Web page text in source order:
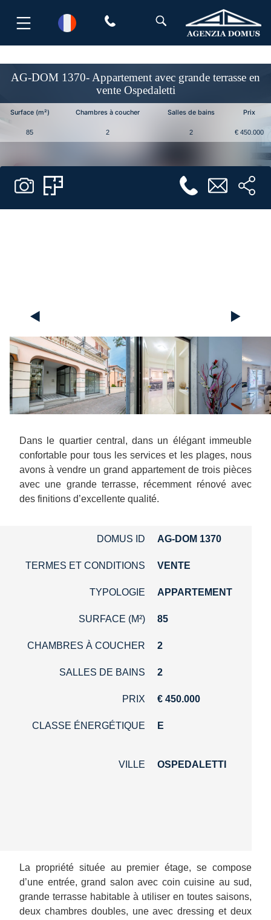
AG-DOM 1370- Appartement avec grande terrasse en
vente Ospedaletti
Surface (m²) Chambres à coucher Salles de bains Prix
85 2 2 € 450.000
◄ ►
Dans le quartier central, dans un élégant immeuble
confortable pour tous les services et les plages, nous
avons à vendre un grand appartement de trois pièces
avec une grande terrasse, récemment rénové avec
des finitions d’excellente qualité.
DOMUS ID AG-DOM 1370
TERMES ET CONDITIONS VENTE
TYPOLOGIE APPARTEMENT
SURFACE (M²) 85
CHAMBRES À COUCHER 2
SALLES DE BAINS 2
PRIX € 450.000
CLASSE ÉNERGÉTIQUE E
VILLE OSPEDALETTI
La propriété située au premier étage, se compose
d’une entrée, grand salon avec coin cuisine au sud,
grande terrasse habitable à utiliser en toutes saisons,
deux chambres doubles, une avec dressing et deux